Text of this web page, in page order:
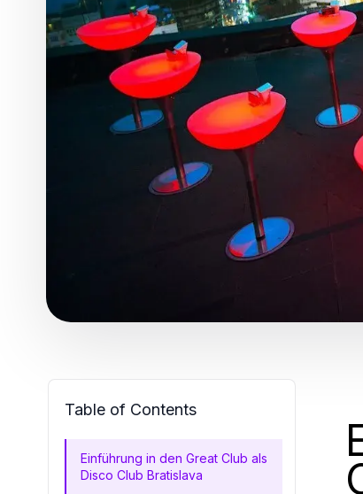
Table of Contents
Einführung in den Great Club als
Disco Club Bratislava